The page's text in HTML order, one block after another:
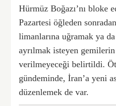
Hürmüz Boğazı’nı bloke
Pazartesi öğleden
limanlarına uğramak ya
ayrılmak isteyen
verilmeyeceği belirtildi.
gündeminde, İran’a yeni
düzenlemek de var.